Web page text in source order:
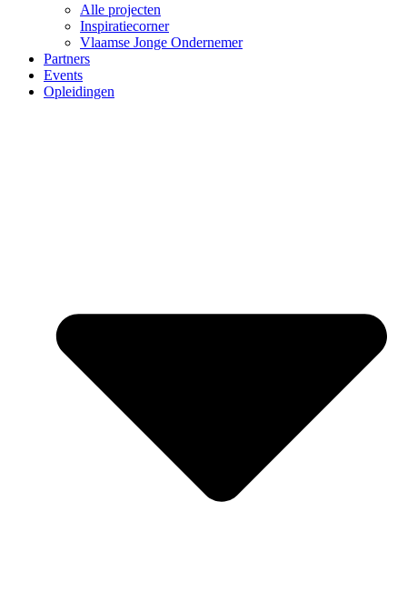
Alle projecten
Inspiratiecorner
Vlaamse Jonge Ondernemer
Partners
Events
Opleidingen